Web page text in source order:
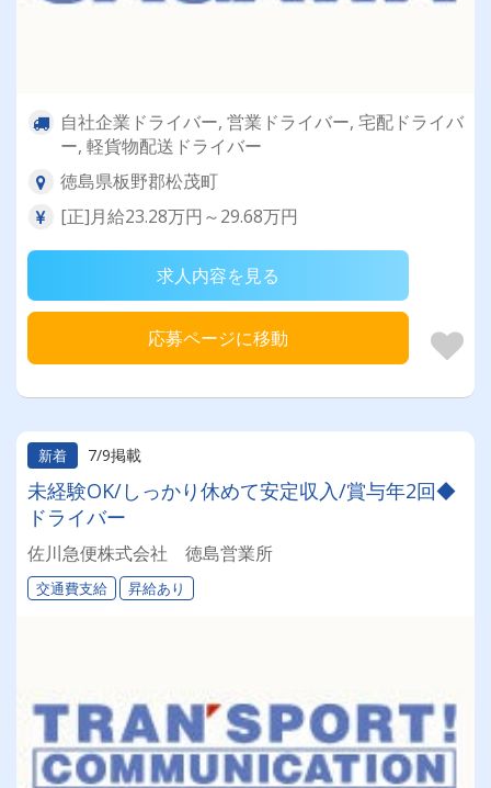
自社企業ドライバー, 営業ドライバー, 宅配ドライバ
ー, 軽貨物配送ドライバー
徳島県板野郡松茂町
[正]月給23.28万円～29.68万円
求人内容を見る
応募ページに移動
新着 7/9掲載
未経験OK/しっかり休めて安定収入/賞与年2回◆
ドライバー
佐川急便株式会社 徳島営業所
交通費支給 昇給あり